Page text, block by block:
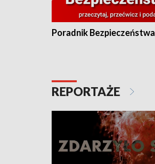
Poradnik Bezpieczeństwa
REPORTAŻE